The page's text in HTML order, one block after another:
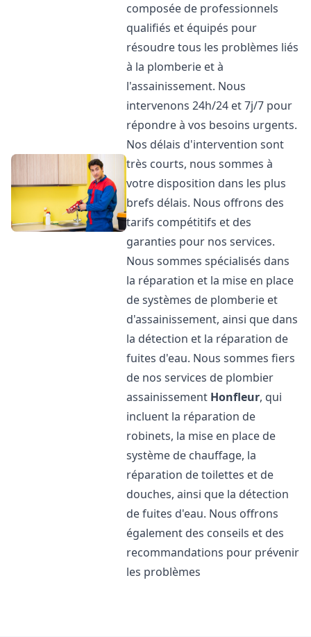
composée de professionnels
qualifiés et équipés pour
résoudre tous les problèmes liés
à la plomberie et à
l'assainissement. Nous
intervenons 24h/24 et 7j/7 pour
répondre à vos besoins urgents.
Nos délais d'intervention sont
très courts, nous sommes à
votre disposition dans les plus
brefs délais. Nous offrons des
tarifs compétitifs et des
garanties pour nos services.
Nous sommes spécialisés dans
la réparation et la mise en place
de systèmes de plomberie et
d'assainissement, ainsi que dans
la détection et la réparation de
fuites d'eau. Nous sommes fiers
de nos services de plombier
assainissement Honfleur, qui
incluent la réparation de
robinets, la mise en place de
système de chauffage, la
réparation de toilettes et de
douches, ainsi que la détection
de fuites d'eau. Nous offrons
également des conseils et des
recommandations pour prévenir
les problèmes